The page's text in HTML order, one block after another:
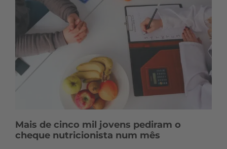
Mais de cinco mil jovens pediram o
cheque nutricionista num mês